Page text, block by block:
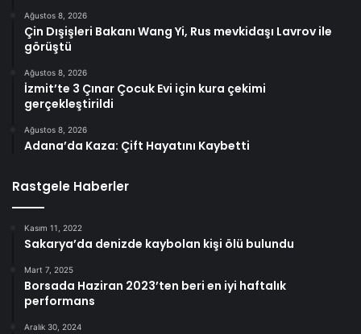
Ağustos 8, 2026
Çin Dışişleri Bakanı Wang Yi, Rus mevkidaşı Lavrov ile
görüştü
Ağustos 8, 2026
İzmit’te 3 Çınar Çocuk Evi için kura çekimi
gerçekleştirildi
Ağustos 8, 2026
Adana’da Kaza: Çift Hayatını Kaybetti
Rastgele Haberler
Kasım 11, 2022
Sakarya’da denizde kaybolan kişi ölü bulundu
Mart 7, 2025
Borsada Haziran 2023’ten beri en iyi haftalık
performans
Aralık 30, 2024